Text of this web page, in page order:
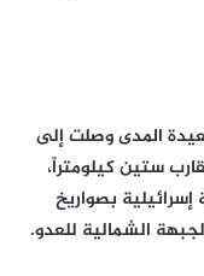
المدى وصلت إلى
ستين كيلومتراً،
بصواريخ
الشمالية للعدو.